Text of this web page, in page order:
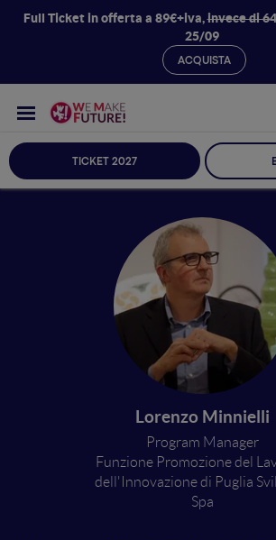
Full Ticket in offerta a 89€+iva,invece di
25/09
ACQUISTA
TICKET 2027
Lorenzo Minnielli
Program Manager
Funzione Promozione del
dell'Innovazione di Puglia
Spa